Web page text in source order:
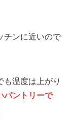
チンに近いので
温度は上がり
パントリーで